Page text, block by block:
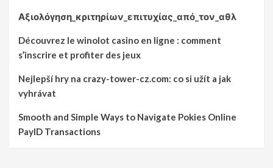
Αξιολόγηση_κριτηρίων_επιτυχίας_από_τον_αθλ
Découvrez le winolot casino en ligne : comment
s’inscrire et profiter des jeux
Nejlepší hry na crazy-tower-cz.com: co si užít a jak
vyhrávat
Smooth and Simple Ways to Navigate Pokies Online
PayID Transactions